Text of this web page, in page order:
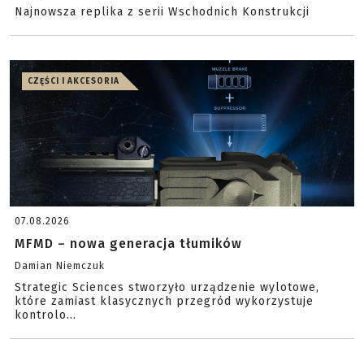
Najnowsza replika z serii Wschodnich Konstrukcji
CZĘŚCI I AKCESORIA
07.08.2026
MFMD – nowa generacja tłumików
Damian Niemczuk
Strategic Sciences stworzyło urządzenie wylotowe,
które zamiast klasycznych przegród wykorzystuje
kontrolo...